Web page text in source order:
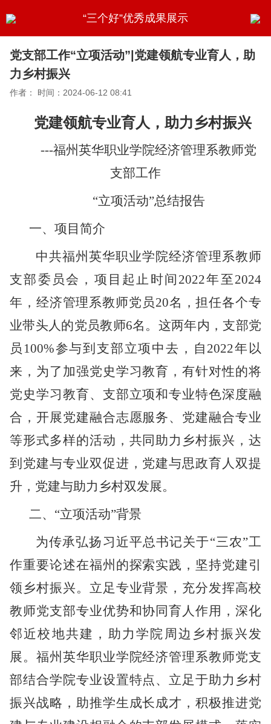
“三个好”优秀成果展示
党支部工作“立项活动”|党建领航专业育人，助
力乡村振兴
作者： 时间：2024-06-12 08:41
党建领航专业育人，助力乡村振兴
---福州英华职业学院经济管理系教师党
支部工作
“立项活动”总结报告
一、项目简介
中共福州英华职业学院经济管理系教师
支部委员会，项目起止时间 2022年至2024
年，经济管理系教师党员20名，担任各个专
业带头人的党员教师6名。这两年内，支部党
员100%参与到支部立项中去，自2022年以
来，为了加强党史学习教育，有针对性的将
党史学习教育、支部立项和专业特色深度融
合，开展党建融合志愿服务、党建融合专业
等形式多样的活动，共同助力乡村振兴，达
到党建与专业双促进， 党建与思政育人双提
升，党建与助力乡村双发展。
二、 “立项活动”背景
为传承弘扬习近平总书记关于“三农”工
作重要论述在福州的探索实践，坚持党建引
领乡村振兴。立足专业背景，充分发挥高校
教师党支部专业优势和协同育人作用，深化
邻近校地共建，助力学院周边乡村振兴发
展。福州英华职业学院经济管理系教师党支
部结合学院专业设置特点、立足于助力乡村
振兴战略，助推学生成长成才，积极推进党